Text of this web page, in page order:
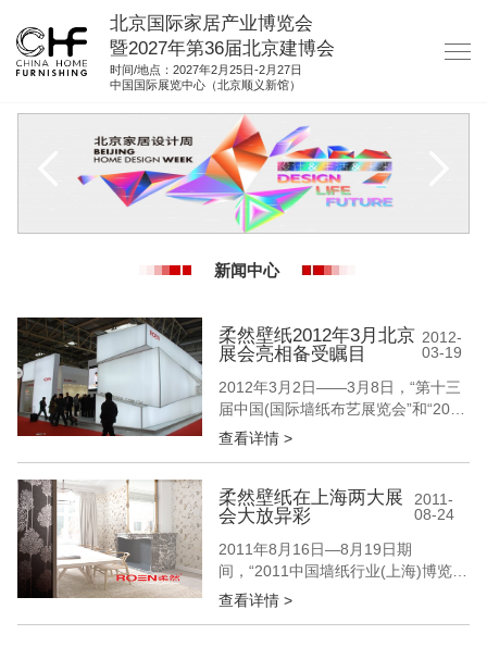
北京国际家居产业博览会
暨2027年第36届北京建博会
时间/地点：2027年2月25日-2月27日
中国国际展览中心（北京顺义新馆）
资料下载
集团展会
参展联络
新闻中心
柔然壁纸2012年3月北京
展会亮相备受瞩目
2012-
03-19
2012年3月2日――3月8日，“第十三
届中国(国际墙纸布艺展览会”和“2012
中国墙纸行业博览会”先后在北京国家
吸引了全国各地建材经销商和有意经
营壁纸的经销商前来参观洽谈。 柔然
场馆的外立面 参展商在翻看柔然新版
本 柔然集团...
查看详情 >
柔然壁纸在上海两大展
会大放异彩
2011-
08-24
2011年8月16日―8月19日期
间，“2011中国墙纸行业(上海)博览
会”和“第十二届中国(上海)国际墙纸布
查看详情 >